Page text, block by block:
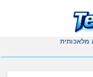
מלאכותית